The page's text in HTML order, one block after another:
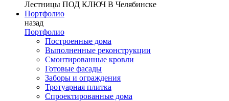
Лестницы ПОД КЛЮЧ В Челябинске
Портфолио
назад
Портфолио
Построенные дома
Выполненные реконструкции
Смонтированные кровли
Готовые фасады
Заборы и ограждения
Тротуарная плитка
Спроектированные дома